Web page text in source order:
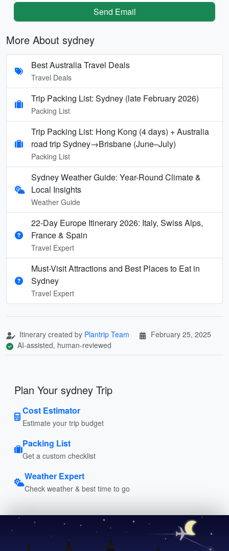
Send Email
More About sydney
Best Australia Travel Deals
Travel Deals
Trip Packing List: Sydney (late February 2026)
Packing List
Trip Packing List: Hong Kong (4 days) + Australia
road trip Sydney→Brisbane (June–July)
Packing List
Sydney Weather Guide: Year-Round Climate &
Local Insights
Weather Guide
22-Day Europe Itinerary 2026: Italy, Swiss Alps,
France & Spain
Travel Expert
Must-Visit Attractions and Best Places to Eat in
Sydney
Travel Expert
Itinerary created by Plantrip Team
February 25, 2025
AI-assisted, human-reviewed
Plan Your sydney Trip
Cost Estimator
Estimate your trip budget
Packing List
Get a custom checklist
Weather Expert
Check weather & best time to go